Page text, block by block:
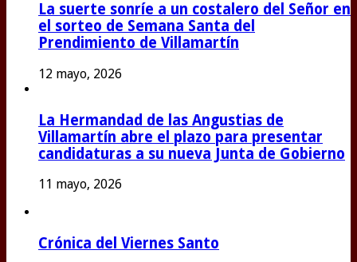
La suerte sonríe a un costalero del Señor en
el sorteo de Semana Santa del
Prendimiento de Villamartín
12 mayo, 2026
La Hermandad de las Angustias de
Villamartín abre el plazo para presentar
candidaturas a su nueva Junta de Gobierno
11 mayo, 2026
Crónica del Viernes Santo